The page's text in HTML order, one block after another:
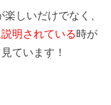
しいだけでなく、
明されている時が
ています！